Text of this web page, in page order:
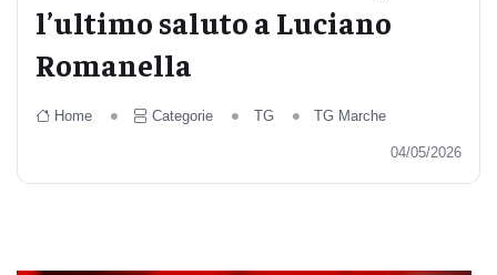
l’ultimo saluto a Luciano
Romanella
Home Categorie TG TG Marche
04/05/2026